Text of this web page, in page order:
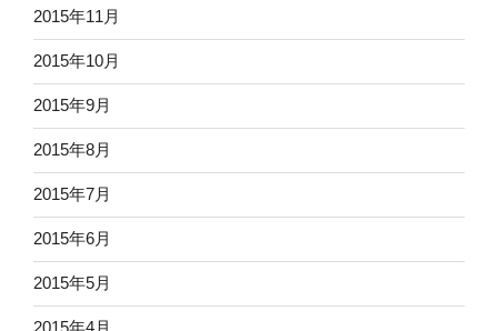
2015年11月
2015年10月
2015年9月
2015年8月
2015年7月
2015年6月
2015年5月
2015年4月